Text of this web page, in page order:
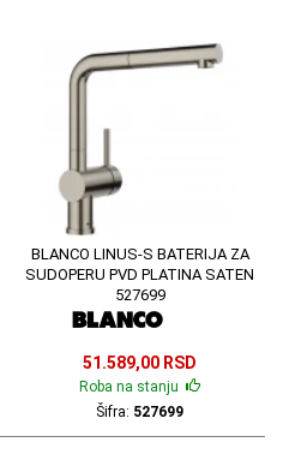
BLANCO LINUS-S BATERIJA ZA
SUDOPERU PVD PLATINA SATEN
527699
51.589,00 RSD
Roba na stanju
Šifra: 527699